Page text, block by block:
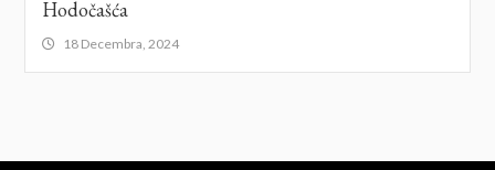
Hodočašća
18 Decembra, 2024